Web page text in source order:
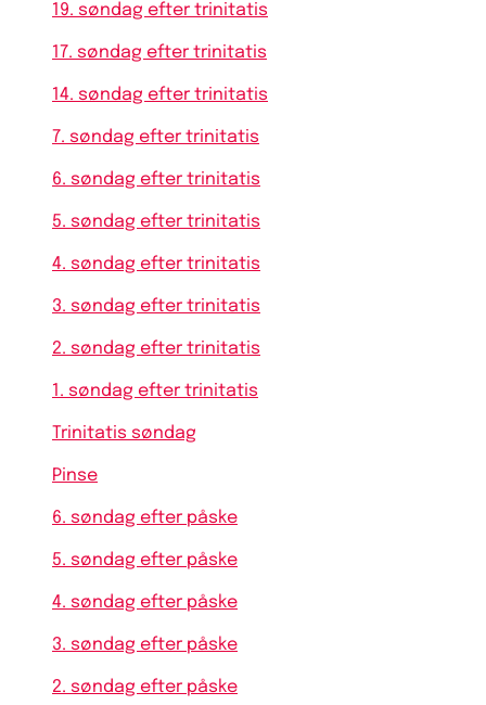
19. søndag efter trinitatis
17. søndag efter trinitatis
14. søndag efter trinitatis
7. søndag efter trinitatis
6. søndag efter trinitatis
5. søndag efter trinitatis
4. søndag efter trinitatis
3. søndag efter trinitatis
2. søndag efter trinitatis
1. søndag efter trinitatis
Trinitatis søndag
Pinse
6. søndag efter påske
5. søndag efter påske
4. søndag efter påske
3. søndag efter påske
2. søndag efter påske